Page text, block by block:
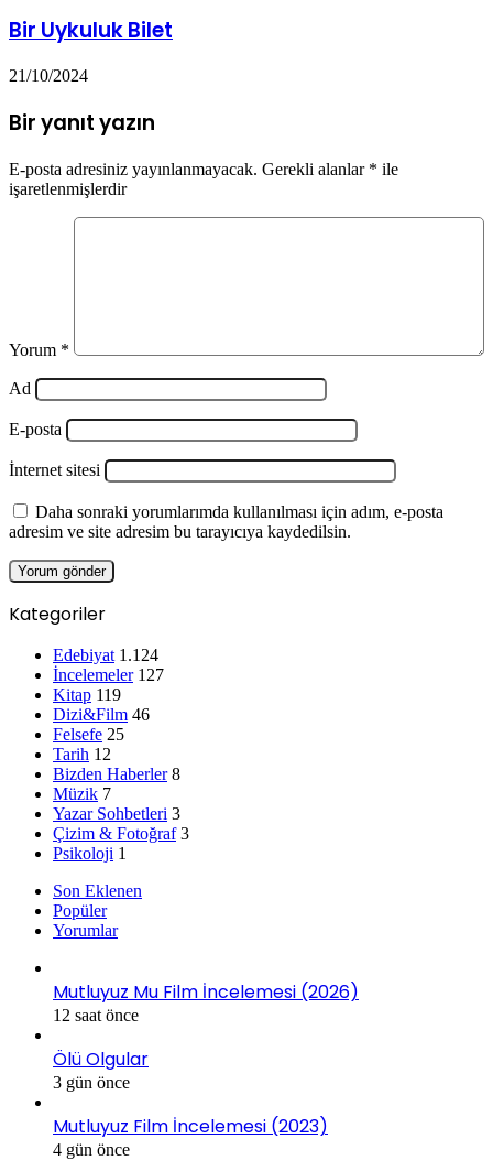
Bir Uykuluk Bilet
21/10/2024
Bir yanıt yazın
E-posta adresiniz yayınlanmayacak. Gerekli alanlar * ile
işaretlenmişlerdir
Yorum *
Ad
E-posta
İnternet sitesi
Daha sonraki yorumlarımda kullanılması için adım, e-posta
adresim ve site adresim bu tarayıcıya kaydedilsin.
Kategoriler
Edebiyat 1.124
İncelemeler 127
Kitap 119
Dizi&Film 46
Felsefe 25
Tarih 12
Bizden Haberler 8
Müzik 7
Yazar Sohbetleri 3
Çizim & Fotoğraf 3
Psikoloji 1
Son Eklenen
Popüler
Yorumlar
Mutluyuz Mu Film İncelemesi (2026)
12 saat önce
Ölü Olgular
3 gün önce
Mutluyuz Film İncelemesi (2023)
4 gün önce